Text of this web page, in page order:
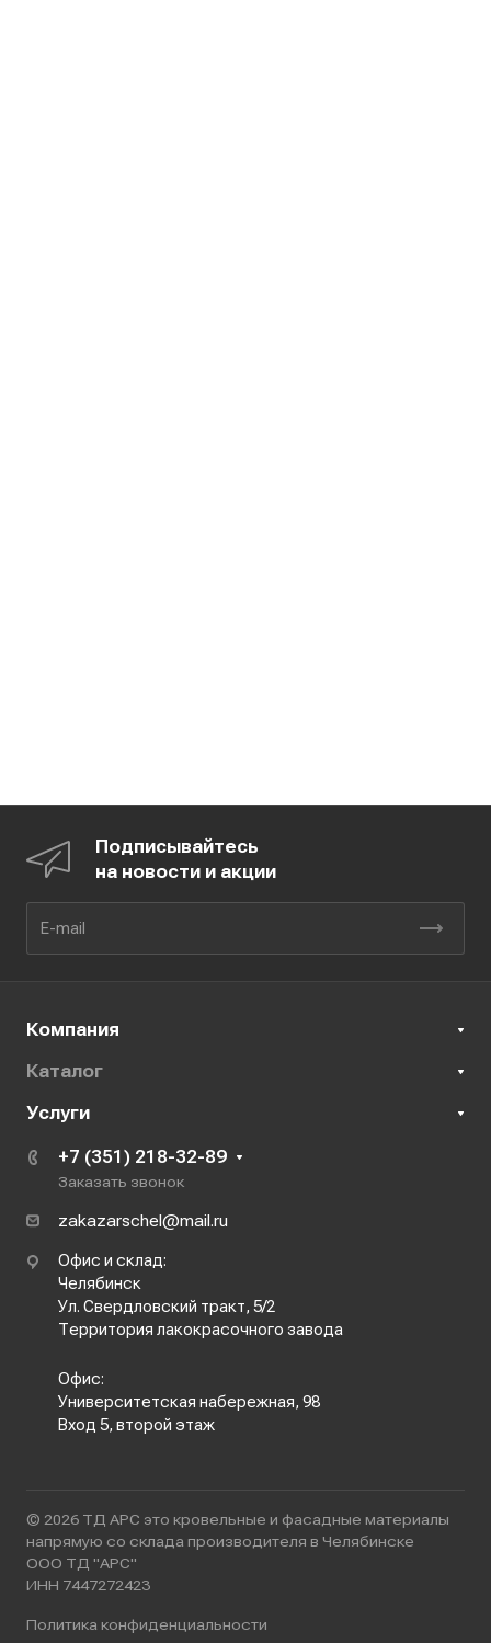
Подписывайтесь
на новости и акции
Компания
Каталог
Услуги
+7 (351) 218-32-89
Заказать звонок
zakazarschel@mail.ru
Офис и склад:
Челябинск
Ул. Свердловский тракт, 5/2
Территория лакокрасочного завода
Офис:
Университетская набережная, 98
Вход 5, второй этаж
© 2026 ТД АРС это кровельные и фасадные материалы
напрямую со склада производителя в Челябинске
ООО ТД "АРС"
ИНН 7447272423
Политика конфиденциальности